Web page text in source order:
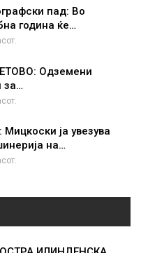
пад: Во
година ќе…
Одземени
за…
ја увезува
на…